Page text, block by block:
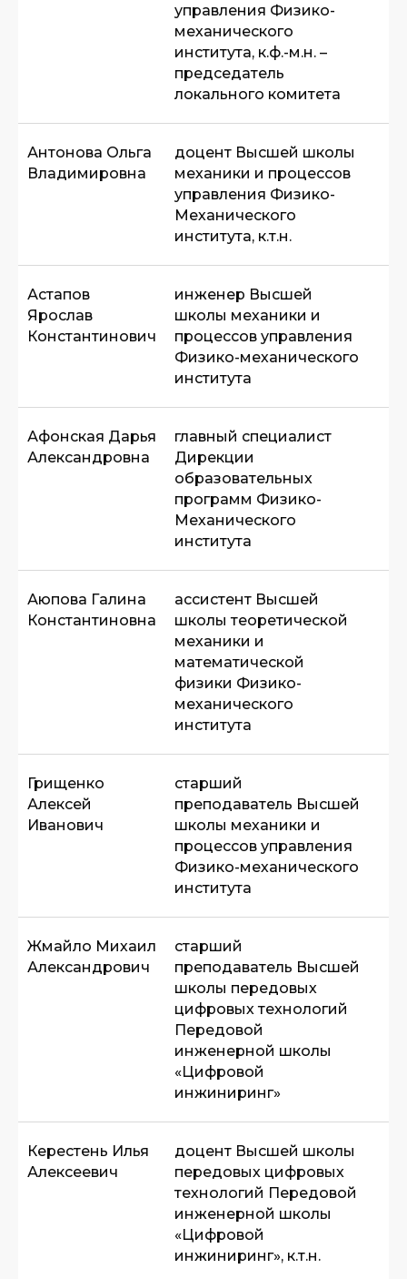
управления Физико-
механического
института, к.ф.-м.н. –
председатель
локального комитета
Антонова Ольга
Владимировна
доцент Высшей школы
механики и процессов
управления Физико-
Механического
института, к.т.н.
Астапов
Ярослав
Константинович
инженер Высшей
школы механики и
процессов управления
Физико-механического
института
Афонская Дарья
Александровна
главный специалист
Дирекции
образовательных
программ Физико-
Механического
института
Аюпова Галина
Константиновна
ассистент Высшей
школы теоретической
механики и
математической
физики Физико-
механического
института
Грищенко
Алексей
Иванович
старший
преподаватель Высшей
школы механики и
процессов управления
Физико-механического
института
Жмайло Михаил
Александрович
старший
преподаватель Высшей
школы передовых
цифровых технологий
Передовой
инженерной школы
«Цифровой
инжиниринг»
Керестень Илья
Алексеевич
доцент Высшей школы
передовых цифровых
технологий Передовой
инженерной школы
«Цифровой
инжиниринг», к.т.н.